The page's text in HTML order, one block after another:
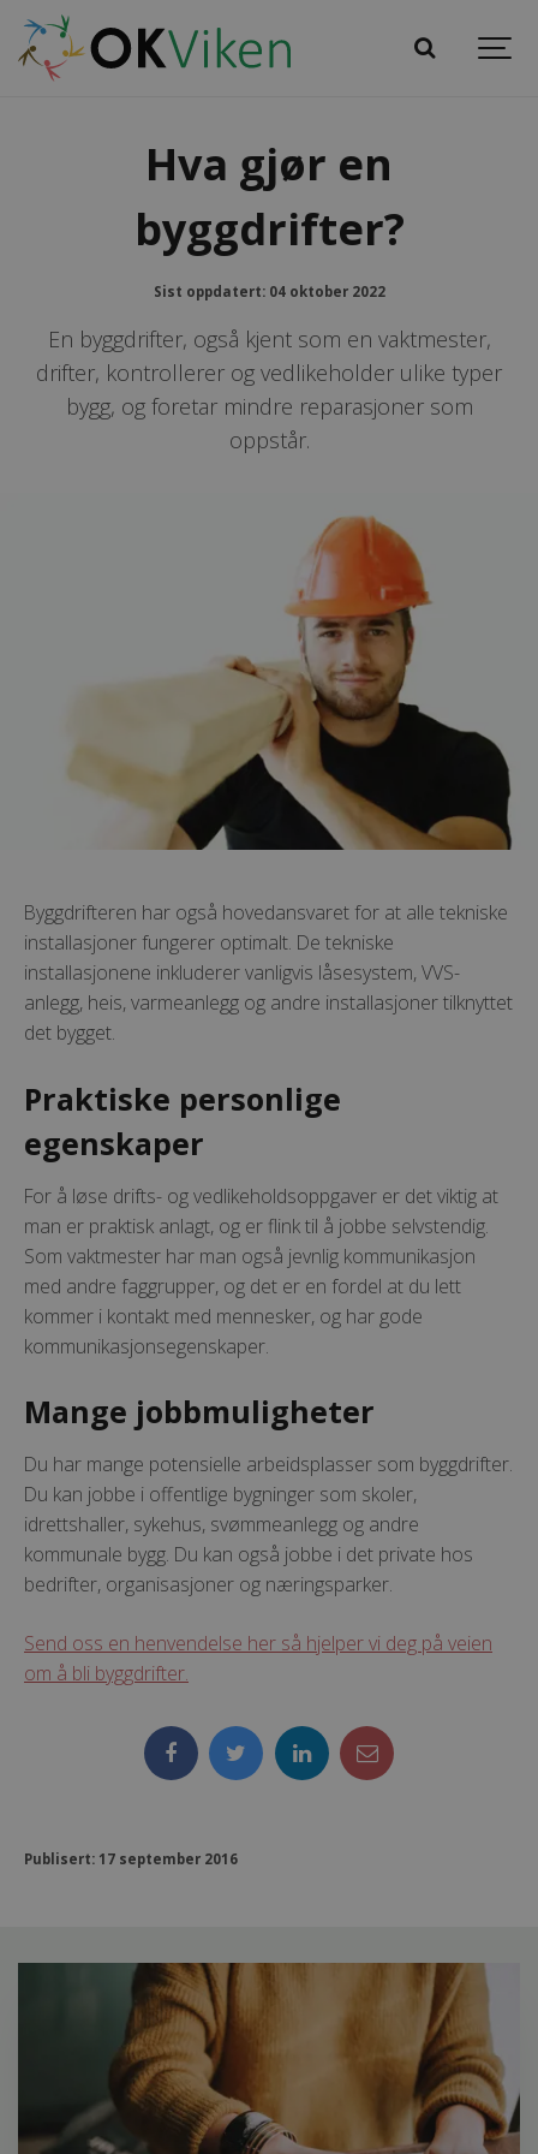
Hva gjør en
byggdrifter?
Sist oppdatert: 04 oktober 2022
En byggdrifter, også kjent som en vaktmester,
drifter, kontrollerer og vedlikeholder ulike typer
bygg, og foretar mindre reparasjoner som
oppstår.
Byggdrifteren har også hovedansvaret for at alle tekniske
installasjoner fungerer optimalt. De tekniske
installasjonene inkluderer vanligvis låsesystem, VVS-
anlegg, heis, varmeanlegg og andre installasjoner tilknyttet
det bygget.
Praktiske personlige
egenskaper
For å løse drifts- og vedlikeholdsoppgaver er det viktig at
man er praktisk anlagt, og er flink til å jobbe selvstendig.
Som vaktmester har man også jevnlig kommunikasjon
med andre faggrupper, og det er en fordel at du lett
kommer i kontakt med mennesker, og har gode
kommunikasjonsegenskaper.
Mange jobbmuligheter
Du har mange potensielle arbeidsplasser som byggdrifter.
Du kan jobbe i offentlige bygninger som skoler,
idrettshaller, sykehus, svømmeanlegg og andre
kommunale bygg. Du kan også jobbe i det private hos
bedrifter, organisasjoner og næringsparker.
Send oss en henvendelse her så hjelper vi deg på veien
om å bli byggdrifter.
Publisert: 17 september 2016